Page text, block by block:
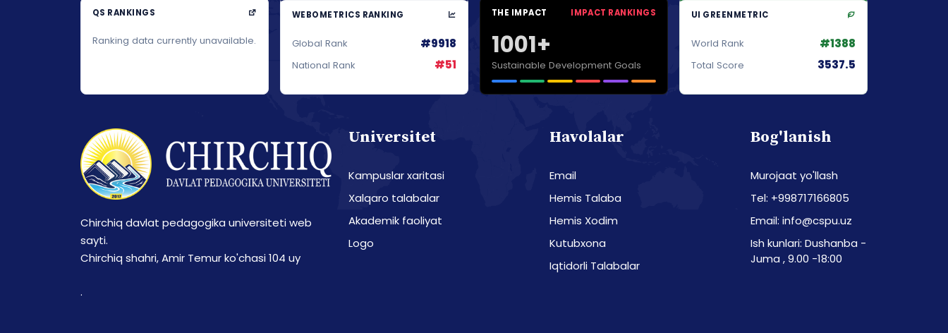
QS RANKINGS
Ranking data currently unavailable.
WEBOMETRICS RANKING
Global Rank #9918
National Rank #51
THE IMPACT IMPACT RANKINGS
1001+
Sustainable Development Goals
UI GREENMETRIC
World Rank #1388
Total Score 3537.5
Chirchiq davlat pedagogika universiteti web
sayti.
Chirchiq shahri, Amir Temur ko'chasi 104 uy
.
Universitet
Kampuslar xaritasi
Xalqaro talabalar
Akademik faoliyat
Logo
Havolalar
Email
Hemis Talaba
Hemis Xodim
Kutubxona
Iqtidorli Talabalar
Bog'lanish
Murojaat yo'llash
Tel: +998717166805
Email: info@cspu.uz
Ish kunlari: Dushanba -
Juma , 9.00 -18:00